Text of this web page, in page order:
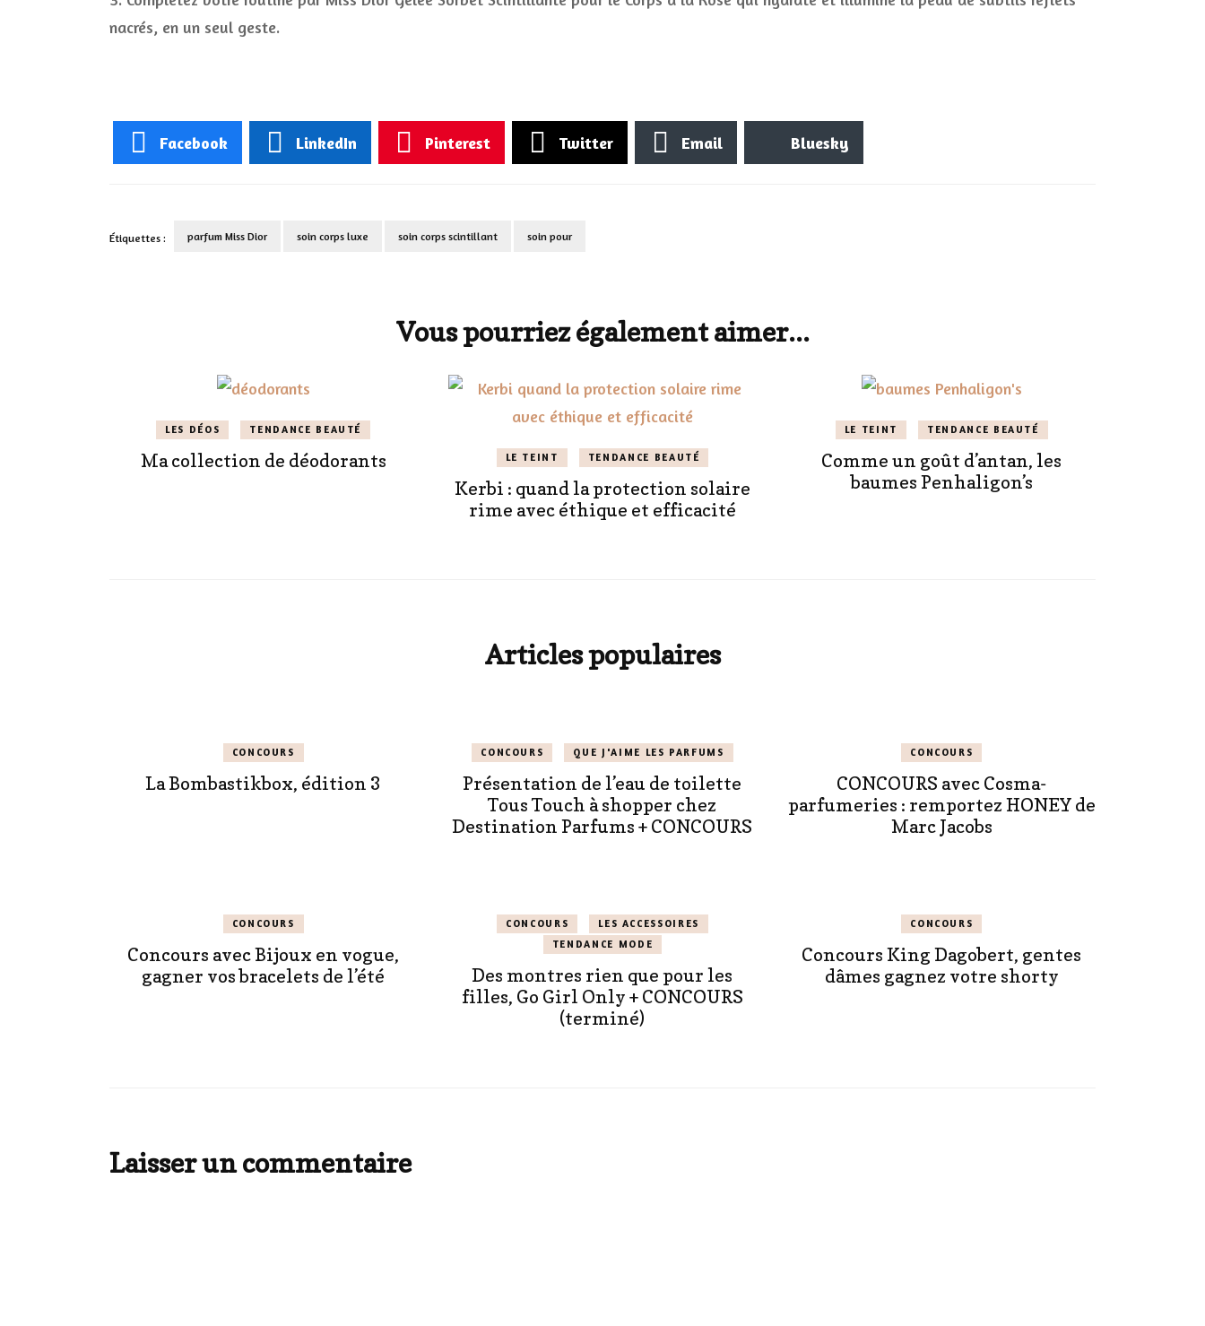
nacrés, en un seul geste.
Facebook LinkedIn Pinterest Twitter Email Bluesky
Étiquettes : parfum Miss Dior soin corps luxe soin corps scintillant soin pour
Vous pourriez également aimer...
LES DÉOS TENDANCE BEAUTÉ
Ma collection de déodorants LE TEINT TENDANCE BEAUTÉ
Kerbi : quand la protection solaire
rime avec éthique et efficacité
LE TEINT TENDANCE BEAUTÉ
Comme un goût d’antan, les
baumes Penhaligon’s
Articles populaires
CONCOURS
La Bombastikbox, édition 3
CONCOURS QUE J'AIME LES PARFUMS
Présentation de l’eau de toilette
Tous Touch à shopper chez
Destination Parfums + CONCOURS
CONCOURS
CONCOURS avec Cosma-
parfumeries : remportez HONEY de
Marc Jacobs
CONCOURS
Concours avec Bijoux en vogue,
gagner vos bracelets de l’été
CONCOURS
LES ACCESSOIRES
TENDANCE MODE
Des montres rien que pour les
filles, Go Girl Only + CONCOURS
(terminé)
CONCOURS
Concours King Dagobert, gentes
dâmes gagnez votre shorty
Laisser un commentaire